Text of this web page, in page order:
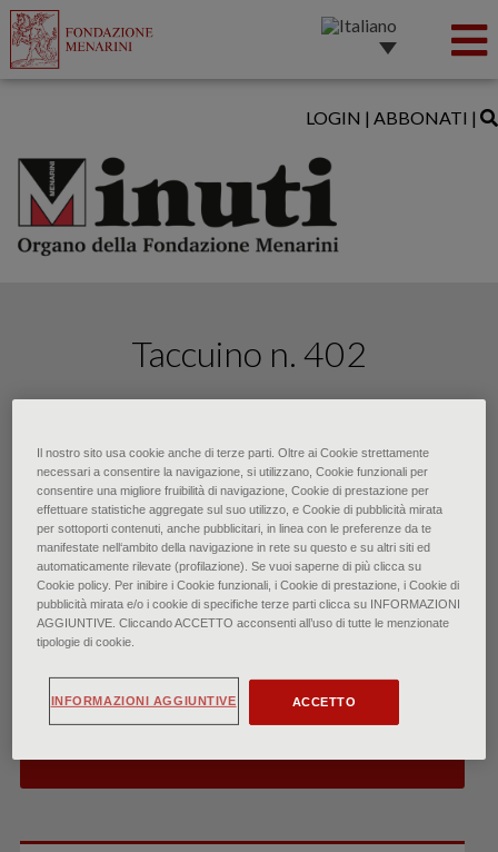
LOGIN | ABBONATI |
Taccuino n. 402
ESEGUI IL LOGIN
PER LEGGERE L’ARTICOLO
ABBONATI GRATIS ALLA RIVISTA
Il nostro sito usa cookie anche di terze parti. Oltre ai Cookie strettamente
necessari a consentire la navigazione, si utilizzano, Cookie funzionali per
consentire una migliore fruibilità di navigazione, Cookie di prestazione per
effettuare statistiche aggregate sul suo utilizzo, e Cookie di pubblicità mirata
per sottoporti contenuti, anche pubblicitari, in linea con le preferenze da te
manifestate nell‘ambito della navigazione in rete su questo e su altri siti ed
automaticamente rilevate (profilazione). Se vuoi saperne di più clicca su
Cookie policy. Per inibire i Cookie funzionali, i Cookie di prestazione, i Cookie di
pubblicità mirata e/o i cookie di specifiche terze parti clicca su INFORMAZIONI
AGGIUNTIVE. Cliccando ACCETTO acconsenti all’uso di tutte le menzionate
tipologie di cookie.
ACCETTO
INFORMAZIONI AGGIUNTIVE